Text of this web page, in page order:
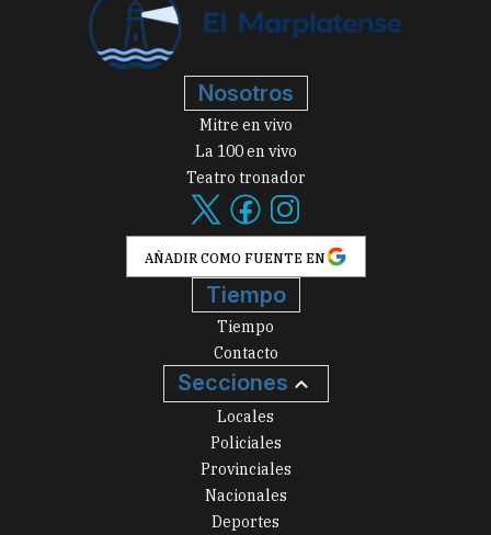
Nosotros
Mitre en vivo
La 100 en vivo
Teatro tronador
AÑADIR COMO FUENTE EN
Tiempo
Tiempo
Contacto
Secciones
Locales
Policiales
Provinciales
Nacionales
Deportes